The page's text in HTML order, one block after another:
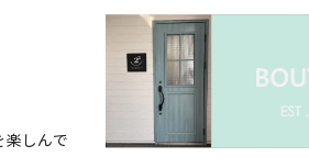
楽しんで